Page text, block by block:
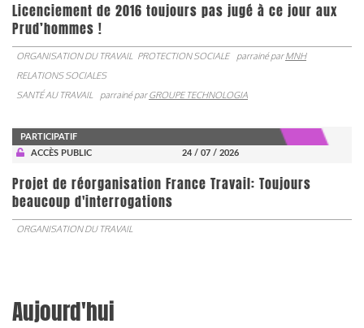
Licenciement de 2016 toujours pas jugé à ce jour aux
Prud’hommes !
ORGANISATION DU TRAVAIL PROTECTION SOCIALE parrainé parMNH
RELATIONS SOCIALES
SANTÉ AU TRAVAIL
parrainé parGROUPE TECHNOLOGIA
PARTICIPATIF
ACCÈS PUBLIC
24 / 07 / 2026
Projet de réorganisation France Travail: Toujours
beaucoup d'interrogations
ORGANISATION DU TRAVAIL
Aujourd'hui